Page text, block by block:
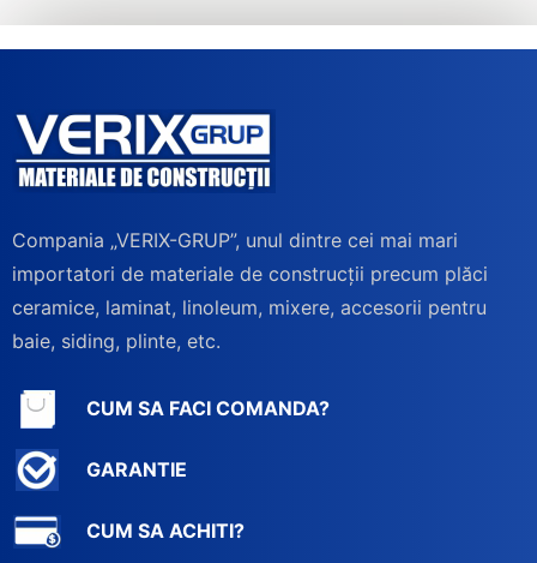
Compania „VERIX-GRUP”, unul dintre cei mai mari
importatori de materiale de construcții precum plăci
ceramice, laminat, linoleum, mixere, accesorii pentru
baie, siding, plinte, etc.
CUM SA FACI COMANDA?
GARANTIE
CUM SA ACHITI?